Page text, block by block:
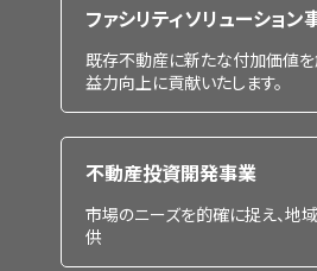
ファシリティソリューション
既存不動産に新たな付加価値を
益力向上に貢献いたします。
不動産投資開発事業
市場のニーズを的確に捉え、地
供